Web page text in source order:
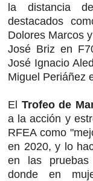
la distancia
destacados
Dolores Marcos
José Briz en
José Ignacio
Miguel Periáñez
El Trofeo de
a la acción y
RFEA como
en 2020, y lo
en las pruebas
donde en